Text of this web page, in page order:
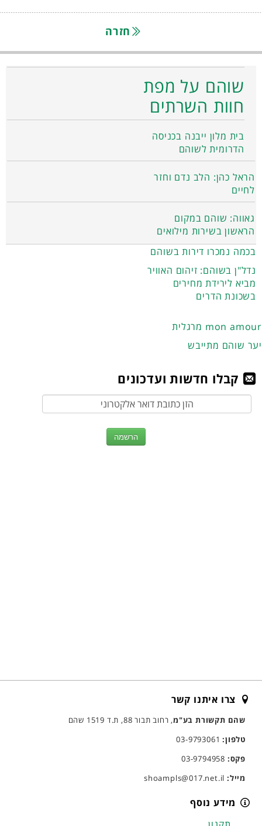
חזרה
שוהם על מפת
חוות השרתים
בית מלון ייבנה בכניסה
הדרומית לשוהם
הראל כהן: הלב נדם וחזר
לחיים
גאווה: שוהם במקום
הראשון בשירות מילואים
בכמה נמכרו דירות בשוהם
נדל"ן בשוהם: זיהום האוויר
מביא לירידת מחירים
בשכונת הדרים
מרגלית mon amour
יער שוהם מתייבש
קבלו חדשות ועדכונים
צרו איתנו קשר
שהם תקשורת בע"מ, רחוב תבור 88, ת.ד 1519 שהם
טלפון:03-9793061
פקס:
מייל:
מידע נוסף